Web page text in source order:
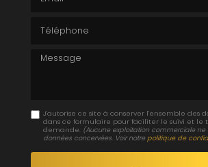
Téléphone
Message
J'autorise ce site à conserver l'ensemble des
dans ce formulaire pour faciliter le suivi et
demande. (Aucune exploitation commerciale ne
données concervées. Voir notre politique de